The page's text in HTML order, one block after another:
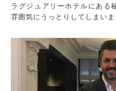
ラグジュアリーホテルにある
雰囲気にうっとりしてしまいま